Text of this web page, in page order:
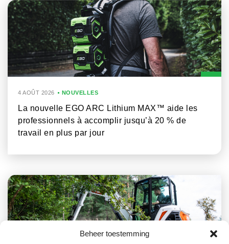
Beheer toestemming
4 AOÛT 2026 NOUVELLES
La nouvelle EGO ARC Lithium MAX™ aide les
professionnels à accomplir jusqu’à 20 % de
travail en plus par jour